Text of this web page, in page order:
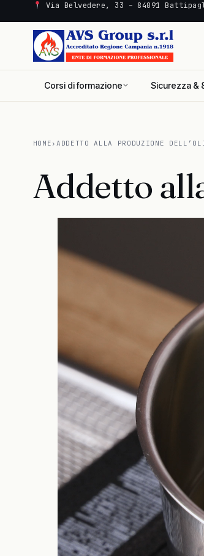
Via Belvedere, 33 – 84091
Corsi di formazione Sicurezza &
HOME ›ADDETTO ALLA PRODUZIONE
Addetto